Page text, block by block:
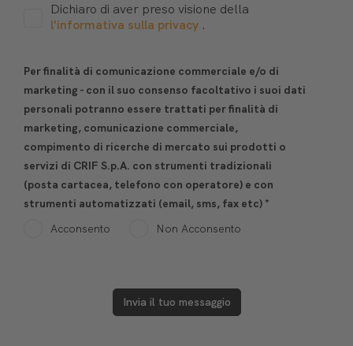
Dichiaro di aver preso visione della
l'informativa sulla privacy .
Per finalità di comunicazione commerciale e/o di
marketing - con il suo consenso facoltativo i suoi dati
personali potranno essere trattati per finalità di
marketing, comunicazione commerciale,
compimento di ricerche di mercato sui prodotti o
servizi di CRIF S.p.A. con strumenti tradizionali
(posta cartacea, telefono con operatore) e con
strumenti automatizzati (email, sms, fax etc) *
Acconsento
Non Acconsento
Invia il tuo messaggio